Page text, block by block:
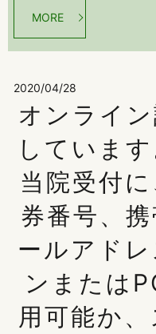
MORE
2020/04/28
オンライ
していま
当院受付
券番号、
ールアド
ンまたは
用可能か